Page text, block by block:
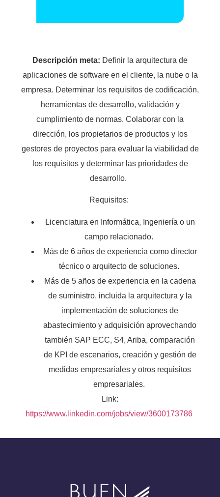
Descripción meta: Definir la arquitectura de
aplicaciones de software en el cliente, la nube o la
empresa. Determinar los requisitos de codificación,
herramientas de desarrollo, validación y
cumplimiento de normas. Colaborar con la
dirección, los propietarios de productos y los
gestores de proyectos para evaluar la viabilidad de
los requisitos y determinar las prioridades de
desarrollo.
Requisitos:
Licenciatura en Informática, Ingeniería o un
campo relacionado.
Más de 6 años de experiencia como director
técnico o arquitecto de soluciones.
Más de 5 años de experiencia en la cadena
de suministro, incluida la arquitectura y la
implementación de soluciones de
abastecimiento y adquisición aprovechando
también SAP ECC, S4, Ariba, comparación
de KPI de escenarios, creación y gestión de
medidas empresariales y otros requisitos
empresariales.
Link:
https://www.linkedin.com/jobs/view/3600173786